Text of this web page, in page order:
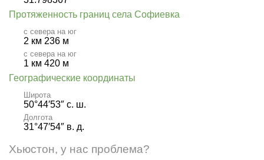
Протяженность границ села Софиевка
с севера на юг
2 км 236 м
с севера на юг
1 км 420 м
Географические координаты
Широта
50°44′53″ с. ш.
Долгота
31°47′54″ в. д.
Хьюстон, у нас проблема?